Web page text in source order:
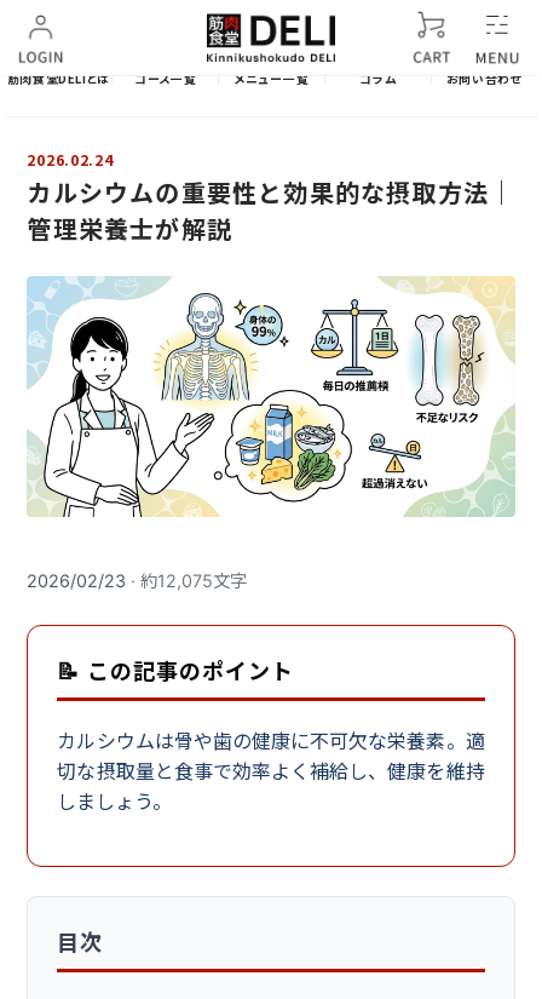
筋肉食堂DELIとは コース一覧 メニュー一覧 コラム お問い合わせ
2026.02.24
カルシウムの重要性と効果的な摂取方法｜
管理栄養士が解説
2026/02/23 · 約12,075文字
📝 この記事のポイント
カルシウムは骨や歯の健康に不可欠な栄養素。適
切な摂取量と食事で効率よく補給し、健康を維持
しましょう。
目次